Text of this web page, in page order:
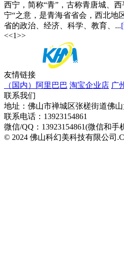
西宁，简称“青”，古称青唐城、
宁“之意，是青海省省会，西北地
省的政治、经济、科学、教育、...
<<1>>
友情链接
（国内）阿里巴巴 淘宝企业店 广
联系我们
地址：佛山市禅城区张槎街道佛
联系电话：13923154861
微信/QQ：13923154861(微信和手
© 2024 佛山科幻美科技有限公司